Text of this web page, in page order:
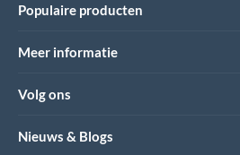
Populaire producten
Meer informatie
Volg ons
Nieuws & Blogs